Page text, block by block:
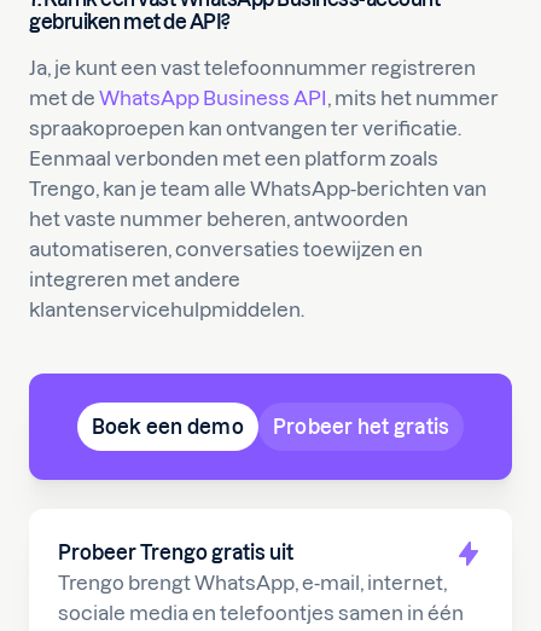
Probeer Trengo gratis uit
Trengo brengt WhatsApp, e-mail, internet,
sociale media en telefoontjes samen in één
gebruiken met de API?
Ja, je kunt een vast telefoonnummer registreren
met de WhatsApp Business API, mits het nummer
spraakoproepen kan ontvangen ter verificatie.
Eenmaal verbonden met een platform zoals
Trengo, kan je team alle WhatsApp-berichten van
het vaste nummer beheren, antwoorden
automatiseren, conversaties toewijzen en
integreren met andere
klantenservicehulpmiddelen.
Boek een demo Probeer het gratis